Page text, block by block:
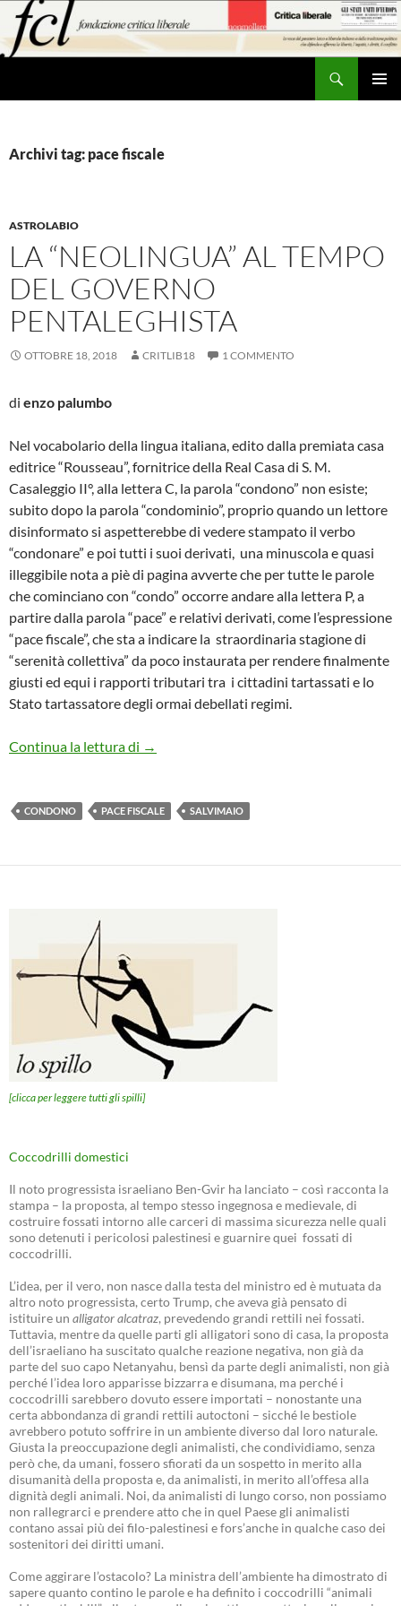
contenuto
Archivi tag: pace fiscale
ASTROLABIO
LA “NEOLINGUA” AL TEMPO
DEL GOVERNO
PENTALEGHISTA
OTTOBRE 18, 2018 CRITLIB18 1 COMMENTO
di enzo palumbo
Nel vocabolario della lingua italiana, edito dalla premiata casa
editrice “Rousseau”, fornitrice della Real Casa di S. M.
Casaleggio II°, alla lettera C, la parola “condono” non esiste;
subito dopo la parola “condominio”, proprio quando un lettore
disinformato si aspetterebbe di vedere stampato il verbo
“condonare” e poi tutti i suoi derivati, una minuscola e quasi
illeggibile nota a piè di pagina avverte che per tutte le parole
che cominciano con “condo” occorre andare alla lettera P, a
partire dalla parola “pace” e relativi derivati, come l’espressione
“pace fiscale”, che sta a indicare la straordinaria stagione di
“serenità collettiva” da poco instaurata per rendere finalmente
giusti ed equi i rapporti tributari tra i cittadini tartassati e lo
Stato tartassatore degli ormai debellati regimi.
Continua la lettura di LA “NEOLINGUA” AL TEMPO DEL
→
CONDONO PACE FISCALE SALVIMAIO
[clicca per leggere tutti gli spilli]
Coccodrilli domestici
Il noto progressista israeliano Ben-Gvir ha lanciato – così racconta la
stampa – la proposta, al tempo stesso ingegnosa e medievale, di
costruire fossati intorno alle carceri di massima sicurezza nelle quali
sono detenuti i pericolosi palestinesi e guarnire quei fossati di
coccodrilli.
L’idea, per il vero, non nasce dalla testa del ministro ed è mutuata da
altro noto progressista, certo Trump, che aveva già pensato di
istituire un alligator alcatraz, prevedendo grandi rettili nei fossati.
Tuttavia, mentre da quelle parti gli alligatori sono di casa, la proposta
dell’israeliano ha suscitato qualche reazione negativa, non già da
parte del suo capo Netanyahu, bensì da parte degli animalisti, non già
perché l’idea loro apparisse bizzarra e disumana, ma perché i
coccodrilli sarebbero dovuto essere importati – nonostante una
certa abbondanza di grandi rettili autoctoni – sicché le bestiole
avrebbero potuto soffrire in un ambiente diverso dal loro naturale.
Giusta la preoccupazione degli animalisti, che condividiamo, senza
però che, da umani, fossero sfiorati da un sospetto in merito alla
disumanità della proposta e, da animalisti, in merito all’offesa alla
dignità degli animali. Noi, da animalisti di lungo corso, non possiamo
non rallegrarci e prendere atto che in quel Paese gli animalisti
contano assai più dei filo-palestinesi e fors’anche in qualche caso dei
sostenitori dei diritti umani.
Come aggirare l’ostacolo? La ministra dell’ambiente ha dimostrato di
sapere quanto contino le parole e ha definito i coccodrilli “animali